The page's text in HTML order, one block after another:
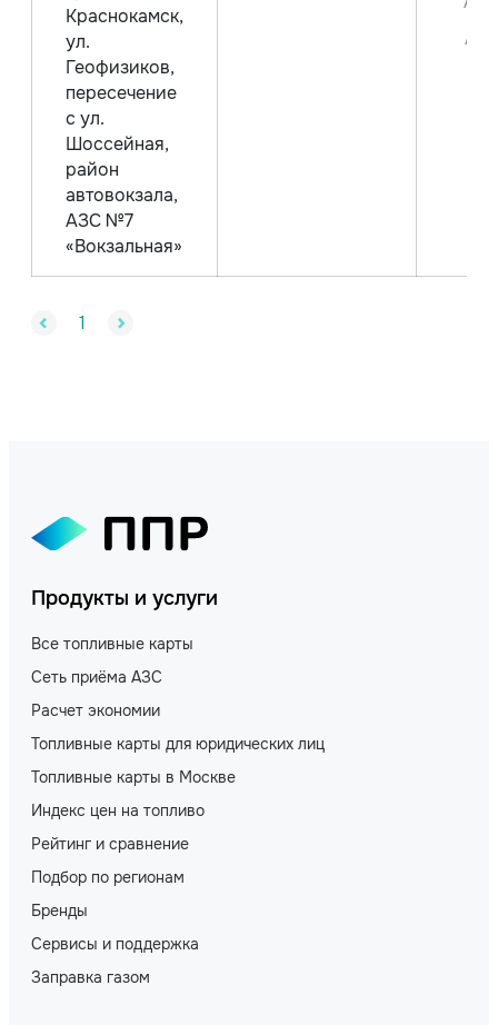
Краснокамск,
ул.
Геофизиков,
пересечение
с ул.
Шоссейная,
район
автовокзала,
АЗС №7
«Вокзальная»
Аи-
1
Продукты и услуги
Все топливные карты
Сеть приёма АЗС
Расчет экономии
Топливные карты для юридических лиц
Топливные карты в Москве
Индекс цен на топливо
Рейтинг и сравнение
Подбор по регионам
Бренды
Сервисы и поддержка
Заправка газом